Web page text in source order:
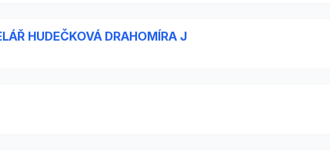
HUDEČKOVÁ DRAHOMÍRA J